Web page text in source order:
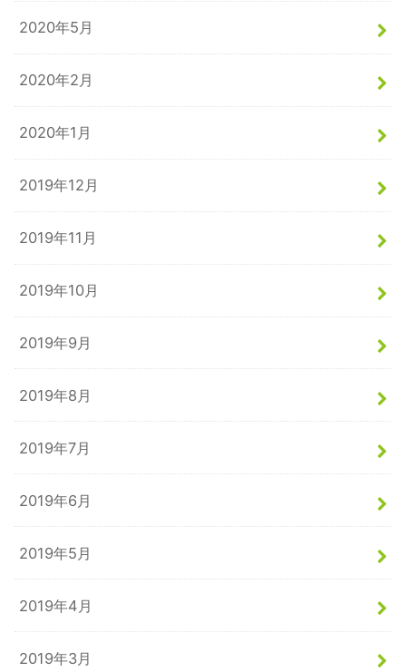
2020年5月
2020年2月
2020年1月
2019年12月
2019年11月
2019年10月
2019年9月
2019年8月
2019年7月
2019年6月
2019年5月
2019年4月
2019年3月